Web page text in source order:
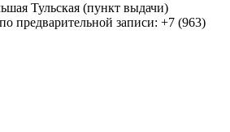
Тульская (пункт выдачи)
предварительной записи: +7 (963)